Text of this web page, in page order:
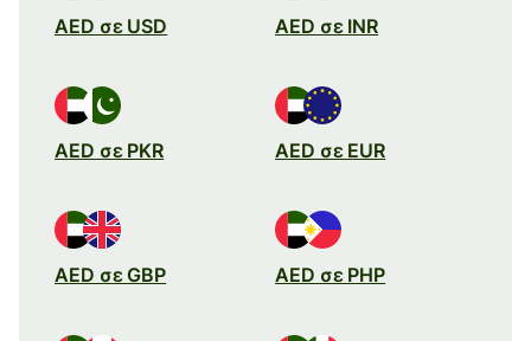
AED σε USD AED σε INR
AED σε PKR AED σε EUR
AED σε GBP AED σε PHP